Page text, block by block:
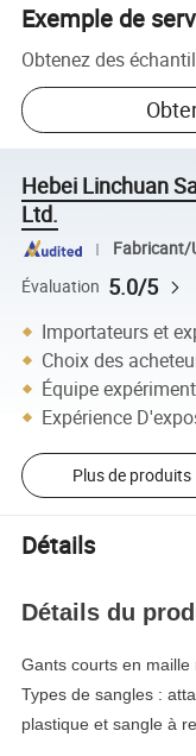
Exemple de
Obtenez des
Hebei Linchuan
Ltd.
Fabricant/
Évaluation 5.0/5
Importateurs et
Choix des
Équipe
Expérience
Plus de produits
Détails
Détails du
Gants courts en
Types de sangles :
plastique et sangle à